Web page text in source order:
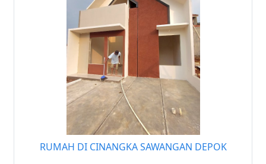
RUMAH DI CINANGKA SAWANGAN DEPOK